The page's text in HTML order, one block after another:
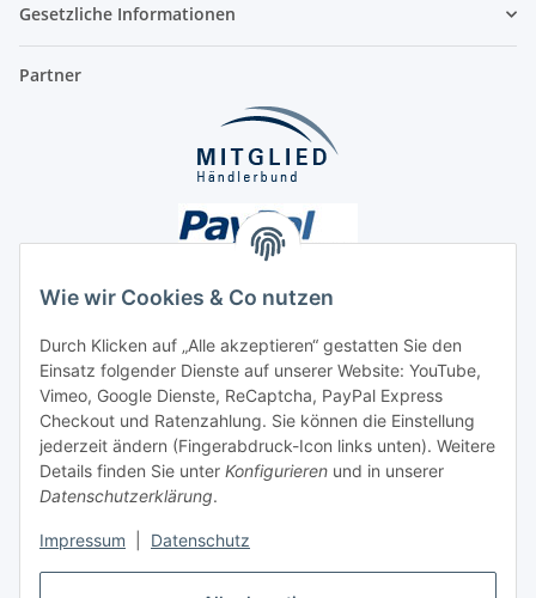
Wie wir Cookies & Co nutzen
Durch Klicken auf „Alle akzeptieren“ gestatten Sie den
Einsatz folgender Dienste auf unserer Website: YouTube,
Vimeo, Google Dienste, ReCaptcha, PayPal Express
Checkout und Ratenzahlung. Sie können die Einstellung
jederzeit ändern (Fingerabdruck-Icon links unten). Weitere
Details finden Sie unter Konfigurieren und in unserer
Datenschutzerklärung.
Impressum Datenschutz
Gesetzliche Informationen
Partner
Unsere Seiten
Social Media
Vertrag widerrufen